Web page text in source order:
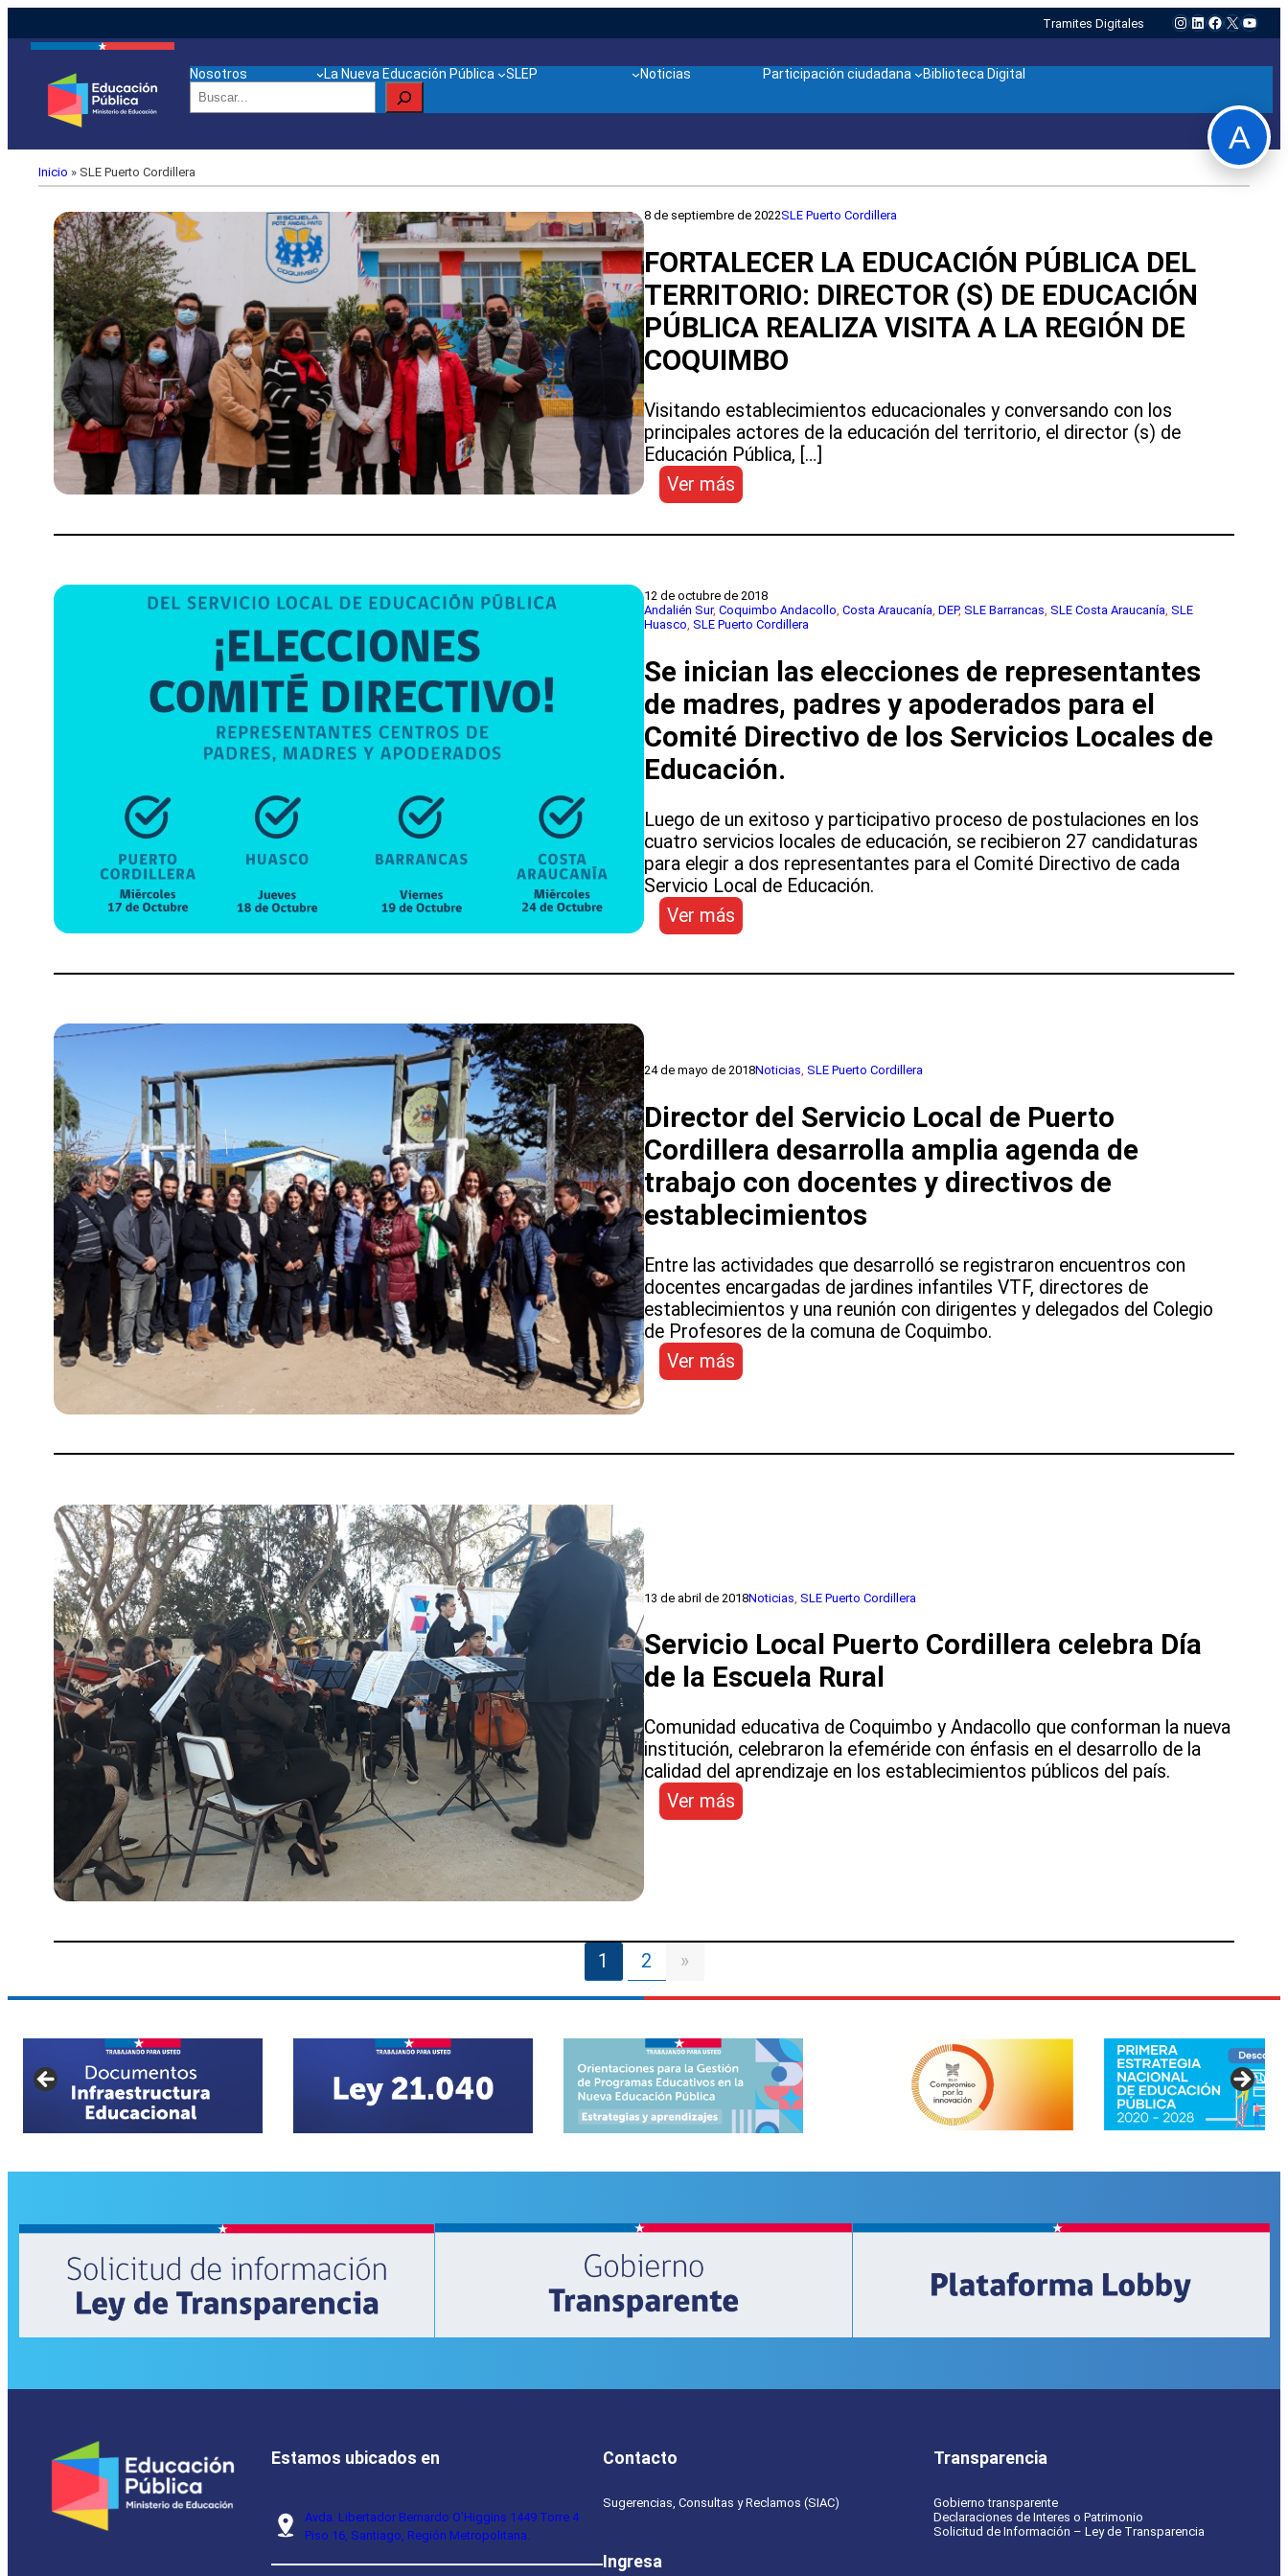
Tramites Digitales Instagram
LinkedIn
Facebook
X
Nosotros La Nueva Educación Pública SLEP Noticias Participación ciudadana
Biblioteca Digital
Buscar
Inicio » SLE Puerto Cordillera
8 de septiembre de 2022SLE Puerto Cordillera
FORTALECER LA EDUCACIÓN PÚBLICA DEL
TERRITORIO: DIRECTOR (S) DE EDUCACIÓN
PÚBLICA REALIZA VISITA A LA REGIÓN DE
COQUIMBO
Visitando establecimientos educacionales y conversando con los
principales actores de la educación del territorio, el director (s) de
Educación Pública, […]
Ver más
FORTALECER
DEL
TERRITORIO:
(S)
DE
EDUCACIÓN
PÚBLICA
REALIZA
VISITA
LA
REGIÓN
DE
COQUIMBO
12 de octubre de 2018
Andalién Sur, Coquimbo Andacollo, Costa Araucanía, DEP, SLE Barrancas, SLE Costa Araucanía, SLE
Huasco, SLE Puerto Cordillera
Se inician las elecciones de representantes
de madres, padres y apoderados para el
Comité Directivo de los Servicios Locales de
Educación.
Luego de un exitoso y participativo proceso de postulaciones en los
cuatro servicios locales de educación, se recibieron 27 candidaturas
para elegir a dos representantes para el Comité Directivo de cada
Servicio Local de Educación.
Ver más
Se
las
de
padres
apoderados
para
Comité
de
los
Servicios
Locales
de
Educación.
24 de mayo de 2018Noticias, SLE Puerto Cordillera
Director del Servicio Local de Puerto
Cordillera desarrolla amplia agenda de
trabajo con docentes y directivos de
establecimientos
Entre las actividades que desarrolló se registraron encuentros con
docentes encargadas de jardines infantiles VTF, directores de
establecimientos y una reunión con dirigentes y delegados del Colegio
de Profesores de la comuna de Coquimbo.
Ver más
Director
Local
de
con
docentes
y
de
establecimientos
13 de abril de 2018Noticias SLE Puerto Cordillera
Servicio Local Puerto Cordillera celebra Día
de la Escuela Rural
Comunidad educativa de Coquimbo y Andacollo que conforman la nueva
institución, celebraron la efeméride con énfasis en el desarrollo de la
calidad del aprendizaje en los establecimientos públicos del país.
Ver más
Servicio
Escuela
1 2 »
Estamos ubicados en
Avda. Libertador Bernardo O’Higgins 1449 Torre 4
Piso 16, Santiago, Región Metropolitana.
Contacto
Sugerencias, Consultas y Reclamos (SIAC)
Ingresa
Transparencia
Gobierno transparente
Declaraciones de Interes o Patrimonio
Solicitud de Información – Ley de Transparencia
A